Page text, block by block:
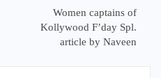
Women captains of
Kollywood F’day Spl.
article by Naveen